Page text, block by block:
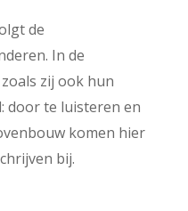
de
In de
zij ook hun
door te luisteren en
komen hier
bij.